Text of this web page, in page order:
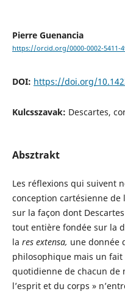
Pierre Guenancia
https://orcid.org/0000-0002-5411-
DOI: https://doi.org/
Kulcsszavak: Descartes,
Absztrakt
Les réflexions qui suivent
conception cartésienne de
sur la façon dont
tout entière fondée sur la
la res extensa, une donnée
philosophique mais un fait
quotidienne de chacun de
l’esprit et du corps »